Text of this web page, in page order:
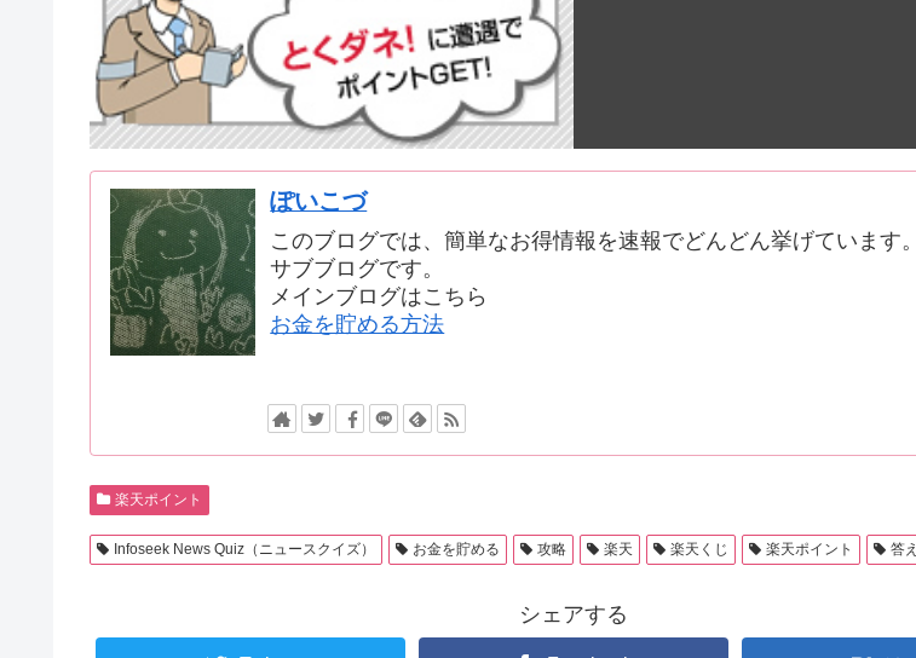
ぽいこづ
このブログでは、簡単なお得情報を速報でどんどん挙げています。
サブブログです。
メインブログはこちら
お金を貯める方法
楽天ポイント
Infoseek News Quiz（ニュースクイズ） お金を貯める 攻略 楽天 楽天くじ 楽天ポイント 答え
シェアする